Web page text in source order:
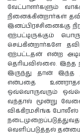
வேட்பாளர்களும்
நினைக்கின்றார்கள்
இனப்பிரச்சினைக்கு
ஏற்பட்டிருக்கும்
செய்கின்றார்களே
ஏற்பட்டதன் என்ற
தெரியவில்லை. இந்த
இருந்து தான் இந்த
என்பதை
ஒவ்வொருவரும்
வந்தால் மூன்று
விக்கிரமசிங்க போலீஸ்
வெளிப்படுத்தல்